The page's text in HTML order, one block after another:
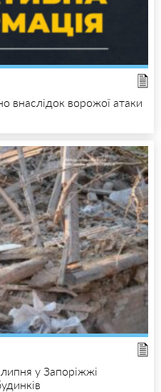
внаслідок ворожої атаки
у Запоріжжі